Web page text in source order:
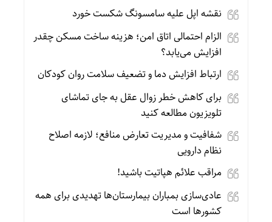
نقشه اپل علیه سامسونگ شکست خورد
الزام احتمالی اتاق امن؛ هزینه ساخت مسکن چقدر
افزایش می‌یابد؟
ارتباط افزایش دما و تضعیف سلامت روان کودکان
برای کاهش خطر زوال عقل به جای تماشای
تلویزیون مطالعه کنید
شفافیت و مدیریت تعارض منافع؛ لازمه اصلاح
نظام دارویی
مراقب علائم هپاتیت باشید!
عادی‌سازی بمباران بیمارستان‌ها تهدیدی برای همه
کشورها است